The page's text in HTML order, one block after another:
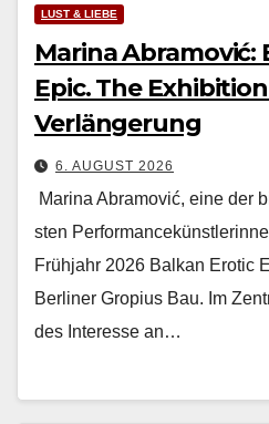
LUST & LIEBE
Marina Abramović:
Epic. The
Verlängerung
6. AUGUST 2026
Mari­na Abramović, eine der
sten
Früh­jahr 2026 Balkan Erot­ic
Berlin­er Gropius Bau. Im
des Inter­esse an…